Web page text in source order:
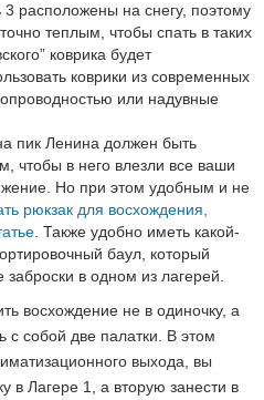
3 расположены на снегу, поэтому
теплым, чтобы спать в таких
коврика будет
коврики из современных
или надувные
пик Ленина должен быть
чтобы в него влезли все ваши
Но при этом удобным и не
рюкзак для восхождения,
. Также удобно иметь какой-
баул, который
заброски в одном из лагерей.
восхождение не в одиночку, а
с собой две палатки. В этом
выхода, вы
в Лагере 1, а вторую занести в